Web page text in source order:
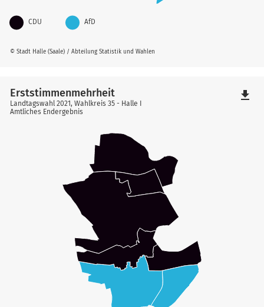
© Stadt Halle (Saale) / Abteilung Statistik und Wahlen
CDU AfD
Erststimmenmehrheit
Landtagswahl 2021, Wahlkreis 35 - Halle I
Amtliches Endergebnis
file_download